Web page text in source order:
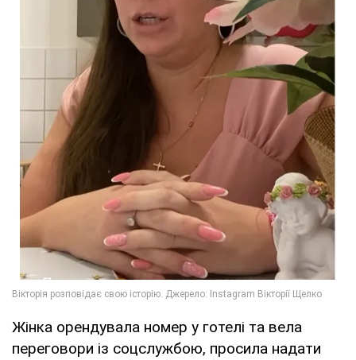
Жінка орендувала номер у готелі та вела
переговори із соцслужбою, просила надати